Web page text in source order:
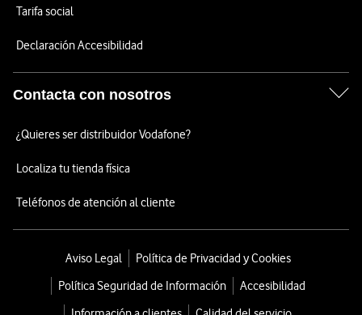
Tarifa social
Declaración Accesibilidad
Contacta con nosotros
¿Quieres ser distribuidor Vodafone?
Localiza tu tienda física
Teléfonos de atención al cliente
Aviso Legal
Política de Privacidad y Cookies
Política Seguridad de Información
Accesibilidad